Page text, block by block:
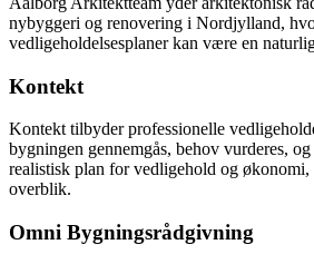
nybyggeri og renovering i Nordjylland,
vedligeholdelsesplaner kan være en
Kontekt
Kontekt tilbyder professionelle
bygningen gennemgås, behov vurderes, og
realistisk plan for vedligehold og økonomi,
overblik.
Omni Bygningsrådgivning